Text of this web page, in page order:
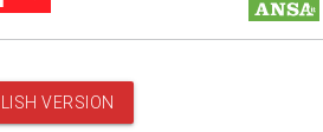
VERSION